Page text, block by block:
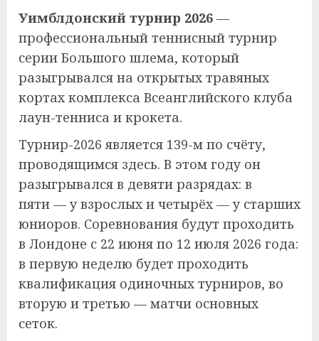
Уимблдонский турнир 2026 —
профессиональный теннисный турнир
серии Большого шлема, который
разыгрывался на открытых травяных
кортах комплекса Всеанглийского клуба
лаун-тенниса и крокета.
Турнир-2026 является 139-м по счёту,
проводящимся здесь. В этом году он
разыгрывался в девяти разрядах: в
пяти — у взрослых и четырёх — у старших
юниоров. Соревнования будут проходить
в Лондоне с 22 июня по 12 июля 2026 года:
в первую неделю будет проходить
квалификация одиночных турниров, во
вторую и третью — матчи основных
сеток.